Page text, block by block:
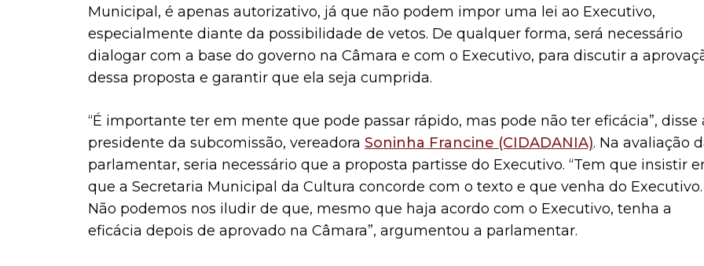
Municipal, é apenas autorizativo, já que não podem impor uma lei ao Executivo,
especialmente diante da possibilidade de vetos. De qualquer forma, será necessário
dialogar com a base do governo na Câmara e com o Executivo, para discutir a
dessa proposta e garantir que ela seja cumprida.
“É importante ter em mente que pode passar rápido, mas pode não ter eficácia”, disse
presidente da subcomissão, vereadora Soninha Francine (CIDADANIA). Na avaliação
parlamentar, seria necessário que a proposta partisse do Executivo. “Tem que insistir
que a Secretaria Municipal da Cultura concorde com o texto e que venha do Executivo.
Não podemos nos iludir de que, mesmo que haja acordo com o Executivo, tenha a
eficácia depois de aprovado na Câmara”, argumentou a parlamentar.